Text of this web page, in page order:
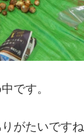
です。
がたいですね